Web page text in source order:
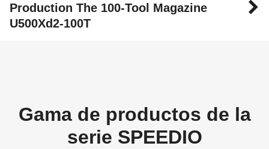
Production The 100-Tool Magazine
U500Xd2-100T
Gama de productos de la
serie SPEEDIO